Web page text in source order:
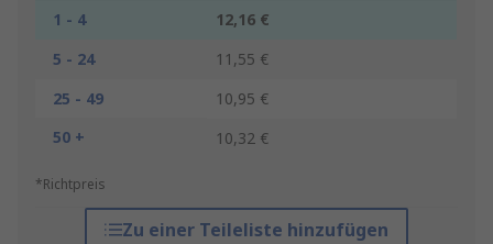
1 - 4
12,16 €
5 - 24
11,55 €
25 - 49
10,95 €
50 +
10,32 €
*Richtpreis
Zu einer Teileliste hinzufügen